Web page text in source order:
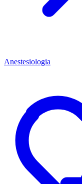
Anestesiologia